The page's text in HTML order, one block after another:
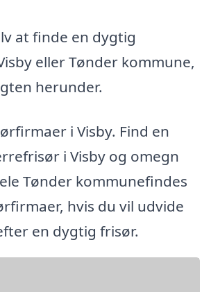
at finde en dygtig
eller Tønder kommune,
herunder.
i Visby. Find en
i Visby og omegn
Tønder kommunefindes
hvis du vil udvide
en dygtig frisør.